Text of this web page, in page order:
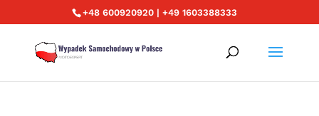
+48 600920920 | +49 1603388333